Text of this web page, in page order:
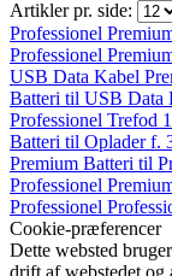
Artikler pr. side:
Professionel
Professionel
USB Data Kabel
Batteri til USB Data
Professionel Trefod
Batteri til Oplader f.
Premium Batteri til
Professionel
Professionel
Cookie-præferencer
Dette websted
drift af webstedet og